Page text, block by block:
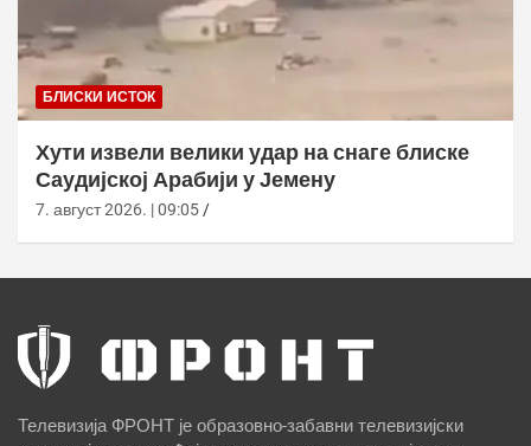
БЛИСКИ ИСТОК
Хути извели велики удар на снаге блиске
Саудијској Арабији у Јемену
7. август 2026. | 09:05
Телевизија ФРОНТ је образовно-забавни телевизијски